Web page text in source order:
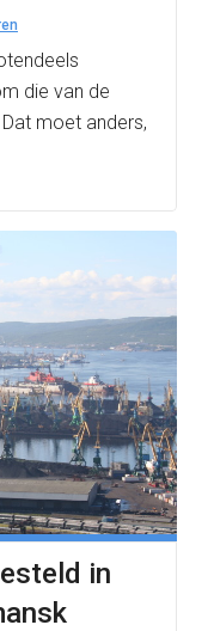
die van de
Dat moet anders,
in